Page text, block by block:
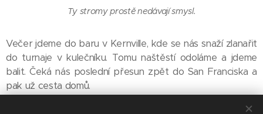
Ty stromy prostě nedávají smysl.
Večer jdeme do baru v Kernville, kde se nás snaží zlanařit
do turnaje v kulečníku. Tomu naštěstí odoláme a jdeme
balit. Čeká nás poslední přesun zpět do San Franciska a
pak už cesta domů.